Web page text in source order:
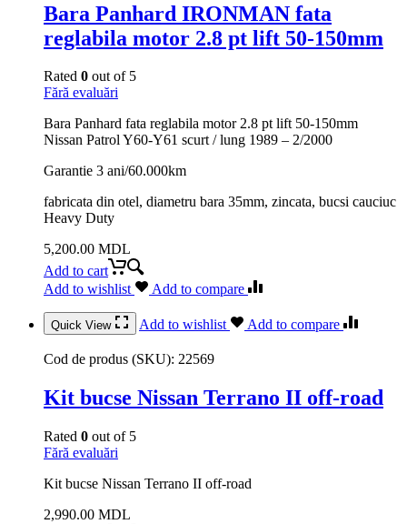
Bara Panhard IRONMAN fata
reglabila motor 2.8 pt lift 50-150mm
Rated 0 out of 5
Fără evaluări
Bara Panhard fata reglabila motor 2.8 pt lift 50-150mm
Nissan Patrol Y60-Y61 scurt / lung 1989 – 2/2000
Garantie 3 ani/60.000km
fabricata din otel, diametru bara 35mm, zincata, bucsi cauciuc
Heavy Duty
5,200.00 MDL
Add to cart
Add to wishlist
Add to compare
Quick View Add to wishlist Add to compare
Cod de produs (SKU): 22569
Kit bucse Nissan Terrano II off-road
Rated 0 out of 5
Fără evaluări
Kit bucse Nissan Terrano II off-road
2,990.00 MDL